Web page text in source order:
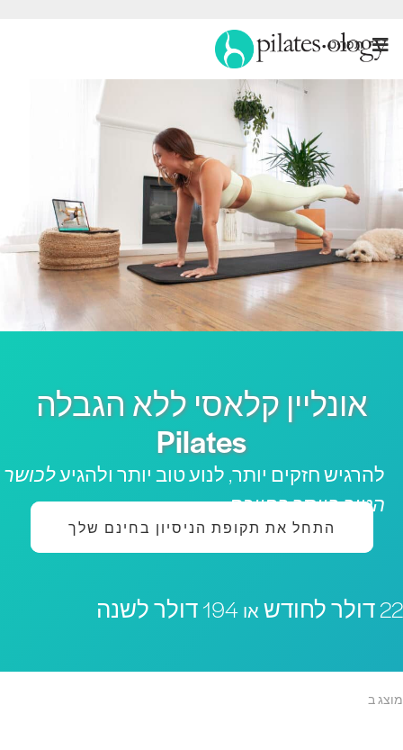
תַפרִיט
אונליין קלאסי ללא הגבלה
Pilates
להרגיש חזקים יותר, לנוע טוב יותר ולהגיעלכושר
הטוב ביותר בחייכם
התחל את תקופת הניסיון בחינם שלך
לחודש או194 דולר לשנה
ב